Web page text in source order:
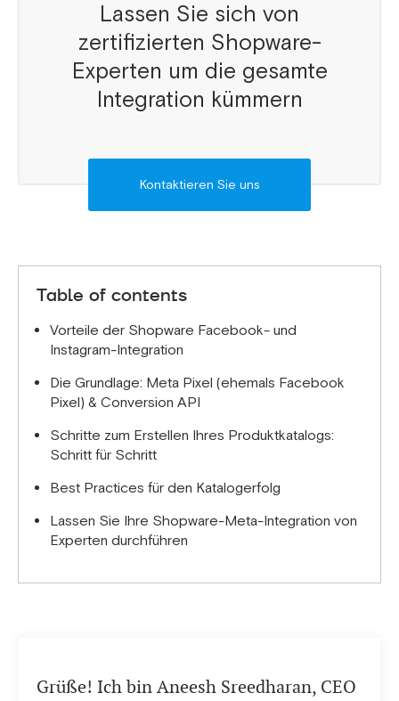
Lassen Sie sich von
zertifizierten Shopware-
Experten um die gesamte
Integration kümmern
Kontaktieren Sie uns
Table of contents
Vorteile der Shopware Facebook- und
Instagram-Integration
Die Grundlage: Meta Pixel (ehemals Facebook
Pixel) & Conversion API
Schritte zum Erstellen Ihres Produktkatalogs:
Schritt für Schritt
Best Practices für den Katalogerfolg
Lassen Sie Ihre Shopware-Meta-Integration von
Experten durchführen
Grüße! Ich bin Aneesh Sreedharan, CEO